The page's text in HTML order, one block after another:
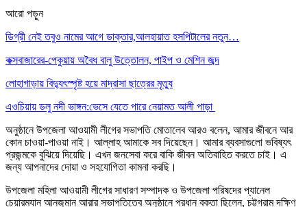
আরো পড়ুন
ডিগ্রী নেই তবুও নামের আগে ডাক্তার,আলহায়াত হসপিটালের নতুন…
কক্সবাজারের-পেকুয়ায় অবৈধ বালু উত্তোলন, পাইপ ও মেশিন জব্দ
লোহাগাড়ায় বিদ্যুৎস্পৃষ্ট হয়ে মাদ্রাসা ছাত্রের মৃত্যু
এওচিয়ায় ডলু নদী ভাঙ্গন:ভেসে যেতে পারে নেয়ামত আলী পাড়া
অনুষ্ঠানে উপজেলা আওয়ামী লীগের সভাপতি মোতালেব আরও বলেন, আমার জীবনে আর
কোন চাওয়া-পাওয়া নাই। আল্লাহ আমাকে সব দিয়েছেন। আমার ব্যবসাগুলো ভবিষ্যৎ
প্রজন্মকে বুঝিয়ে দিয়েছি। এখন জনসেবা করে বাকি জীবন অতিবাহিত করতে চাই। এ
জন্য আপনাদের দোয়া ও সহযোগিতা কামনা করছি।
উপজেলা মহিলা আওয়ামী লীগের সাধারণ সম্পাদক ও উপজেলা পরিষদের প্যানেল
চেয়ারম্যান আনজুমান আরার সভাপতিত্বে অনুষ্ঠানে প্রধান বক্তা ছিলেন, চট্টগ্রাম দক্ষিণ